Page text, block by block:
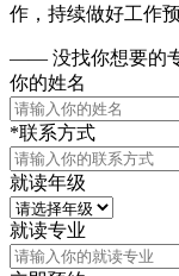
作，持续做好工作
—— 没找你想要的
你的姓名
*联系方式
就读年级
就读专业